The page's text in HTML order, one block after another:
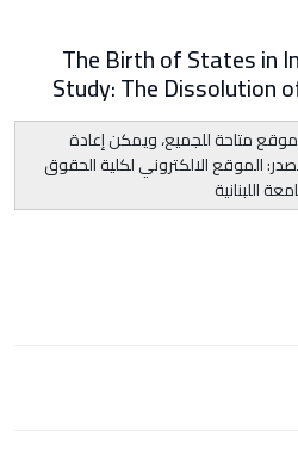
The Birth of States in
Study: The Dissolution
متاحة للجميع، ويمكن إعادة
الموقع الالكتروني لكلية الحقوق
اللبنانية